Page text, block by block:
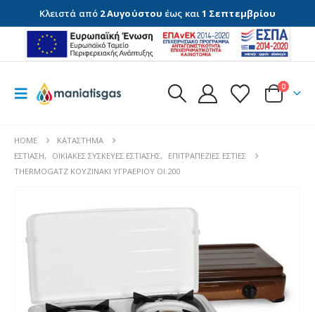
Κλειστά από 2 Αυγούστου έως και1 Σεπτεμβρίου
0
HOME
ΚΑΤΆΣΤΗΜΑ
ΕΣΤΊΑΣΗ, ΟΙΚΙΑΚΈΣ ΣΥΣΚΕΥΈΣ ΕΣΤΊΑΣΗΣ,
ΕΠΙΤΡΑΠΈΖΙΕΣ ΕΣΤΊΕΣ
THERMOGATZ ΚΟΥΖΙΝΑΚΙ ΥΓΡΑΕΡΙΟΥ ΟΙ.200